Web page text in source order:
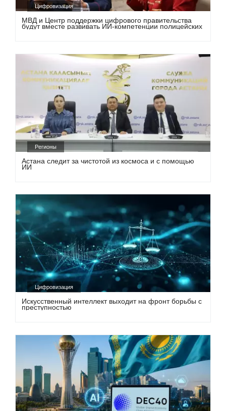
Цифровизация
МВД и Центр поддержки цифрового правительства
будут вместе развивать ИИ-компетенции полицейских
Регионы
Астана следит за чистотой из космоса и с помощью
ИИ
Цифровизация
Искусственный интеллект выходит на фронт борьбы с
преступностью